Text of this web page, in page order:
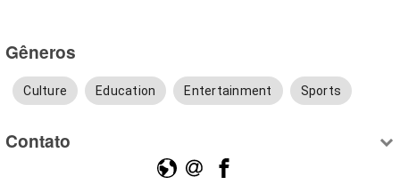
Gêneros
Culture Education Entertainment Sports
Contato